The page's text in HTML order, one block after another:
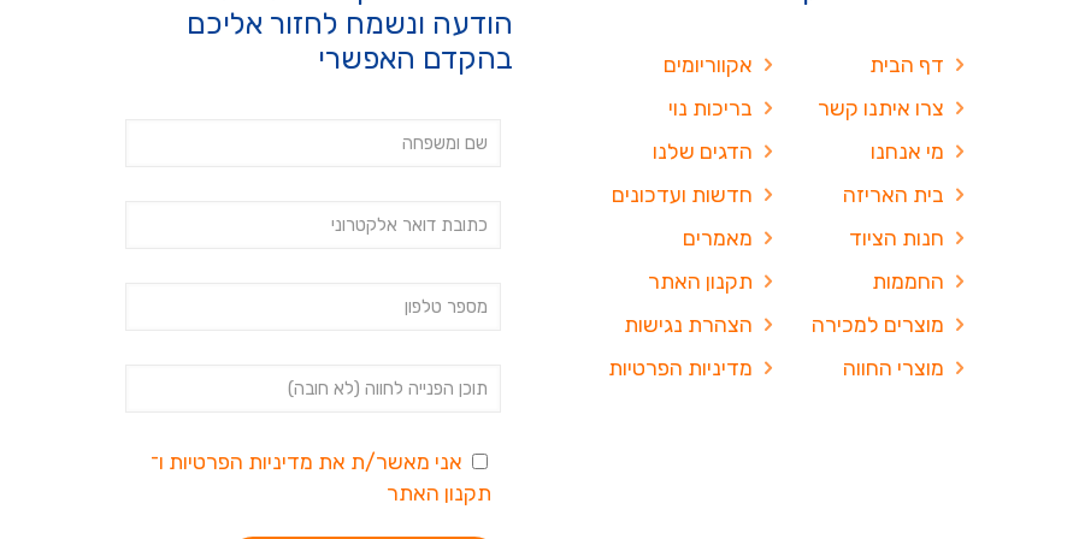
אקווריומים
בריכות נוי
הדגים שלנו
חדשות ועדכונים
מאמרים
תקנון האתר
הצהרת נגישות
מדיניות הפרטיות
דף הבית
צרו איתנו קשר
מי אנחנו
בית האריזה
חנות הציוד
החממות
מוצרים למכירה
מוצרי החווה
הודעה ונשמח לחזור אליכם
בהקדם האפשרי
אני מאשר/ת את מדיניות הפרטיות ו־
תקנון האתר